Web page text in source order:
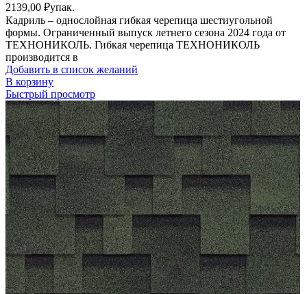
2139,00 ₽упак.
Кадриль – однослойная гибкая черепица шестиугольной
формы. Ограниченный выпуск летнего сезона 2024 года от
ТЕХНОНИКОЛЬ. Гибкая черепица ТЕХНОНИКОЛЬ
производится в
Добавить в список желаний
В корзину
Быстрый просмотр